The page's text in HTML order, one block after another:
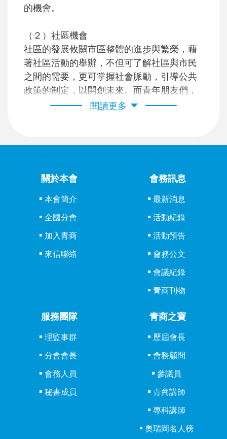
的機會。
（２）社區機會
社區的發展攸關市區整體的進步與繁榮，藉
著社區活動的舉辦，不但可了解社區與市民
之間的需要，更可掌握社會脈動，引導公共
政策的制定，以開創未來。而青年朋友們，
順利實踐理想與希望，以達到「服務人群，
（３）國際機會
不同的國家文化與屬性在各國、城市舉辦活
動及研習會。讓會員藉由每年舉辦的「世界
大會」及亞洲地區的「太平洋地區大會-亞太
大會」而達到會務交流，走入地球村、擴展
認識不同民族的風格與文化，進而達到商業
機會的結合。
來自不同行業的會員，藉由參與會務活動聯
誼，交換彼此的工作經驗，增進會員之間行
業聯誼及經濟事務的研討與商業資訊的交
換，提昇彼此間個人商業機會的擴展。
泰山國際青年商會會長及理監事與全體會員
歡迎您的加入！
閱讀更多
關於本會
本會簡介
全國分會
加入青商
來信聯絡
會務訊息
最新消息
活動紀錄
活動預告
會務公文
會議紀錄
青商刊物
服務團隊
理監事群
分會會長
會務人員
秘書成員
青商之寶
歷屆會長
會務顧問
參議員
青商講師
專科講師
奧瑞岡名人榜